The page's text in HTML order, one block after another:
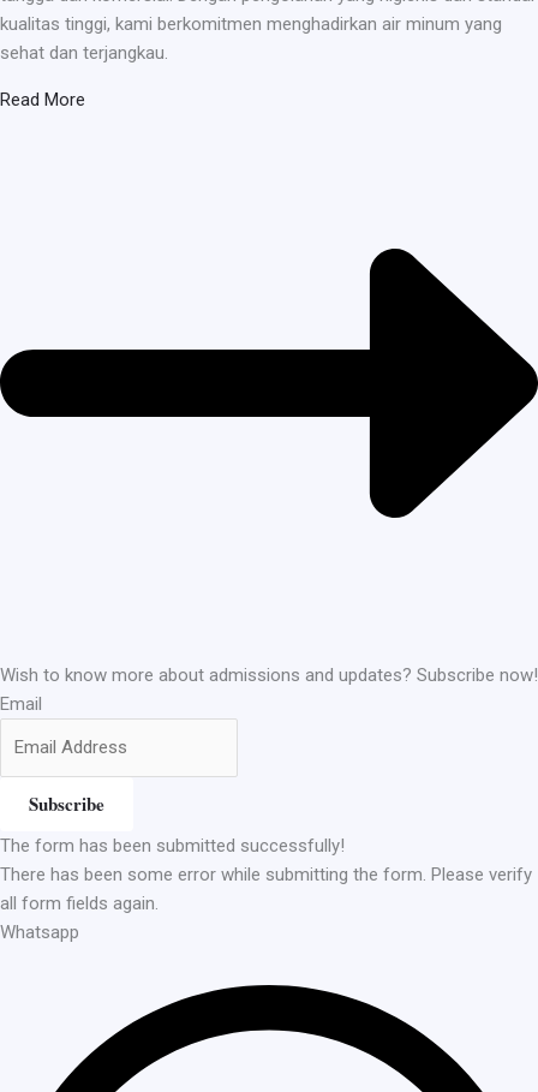
kualitas tinggi, kami berkomitmen menghadirkan air minum yang
sehat dan terjangkau.
Read More
Wish to know more about admissions and updates? Subscribe now!
Email
Subscribe
The form has been submitted successfully!
There has been some error while submitting the form. Please verify
all form fields again.
Whatsapp